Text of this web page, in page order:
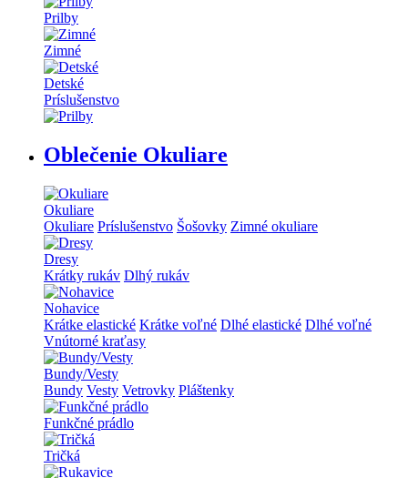
Prilby
Zimné
Detské
Príslušenstvo
Oblečenie Okuliare
Okuliare
Okuliare Príslušenstvo Šošovky Zimné okuliare
Dresy
Krátky rukáv Dlhý rukáv
Nohavice
Krátke elastické Krátke voľné Dlhé elastické Dlhé voľné
Vnútorné kraťasy
Bundy/Vesty
Bundy Vesty Vetrovky Pláštenky
Funkčné prádlo
Tričká